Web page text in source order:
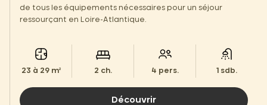
de tous les équipements nécessaires pour un séjour
ressourçant en Loire-Atlantique.
23 à 29 m² 2 ch. 4 pers. 1 sdb.
Découvrir